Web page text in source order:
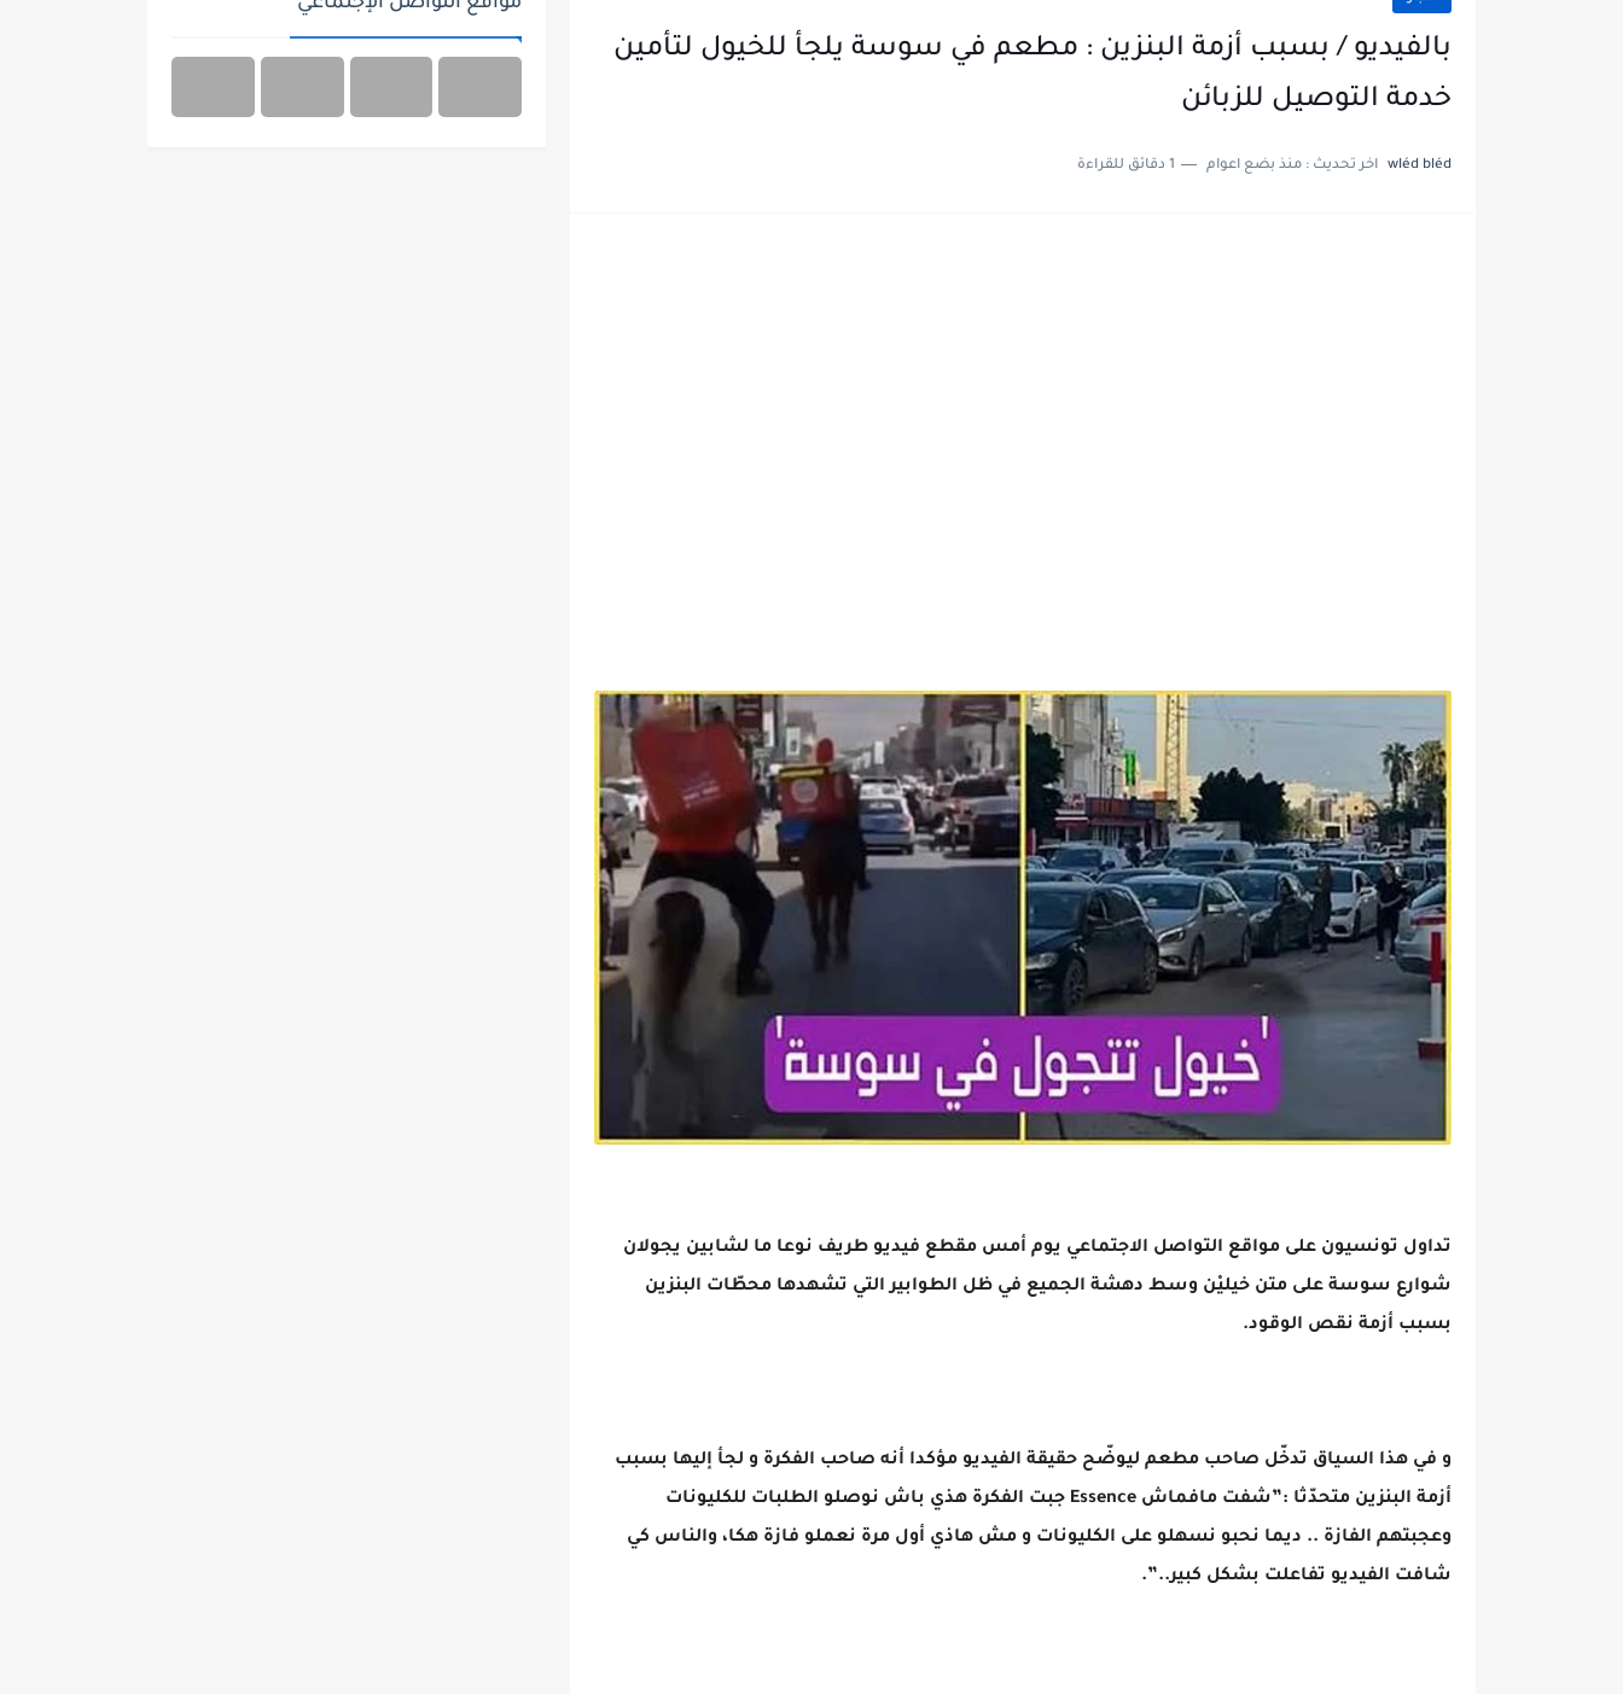
بالفيديو / بسبب أزمة البنزين : مطعم في سوسة يلجأ للخيول لتأمين
خدمة التوصيل للزبائن
wléd bléd اخر تحديث : منذ بضع اعوام 1 دقائق للقراءة
تداول تونسيون على مواقع التواصل الاجتماعي يوم أمس مقطع فيديو طريف نوعا ما لشابين يجولان
شوارع سوسة على متن خيليْن وسط دهشة الجميع في ظل الطوابير التي تشهدها محطّات البنزين
بسبب أزمة نقص الوقود.
و في هذا السياق تدخّل صاحب مطعم ليوضّح حقيقة الفيديو مؤكدا أنه صاحب الفكرة و لجأ إليها بسبب
أزمة البنزين متحدّثا :”شفت مافماش Essence جبت الفكرة هذي باش نوصلو الطلبات للكليونات
وعجبتهم الفازة .. ديما نحبو نسهلو على الكليونات و مش هاذي أول مرة نعملو فازة هكا، والناس كي
شافت الفيديو تفاعلت بشكل كبير..”.